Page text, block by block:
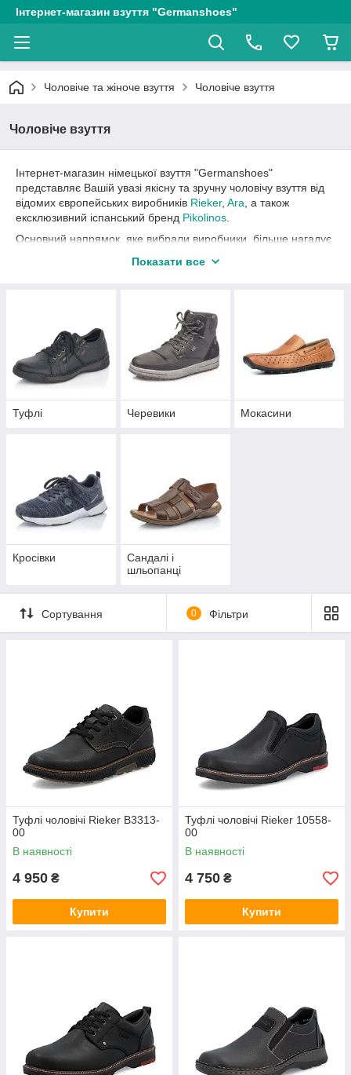
Інтернет-магазин взуття "Germanshoes"
Чоловіче та жіноче взуття Чоловіче взуття
Чоловіче взуття
Інтернет-магазин німецької взуття "Germanshoes"
представляє Вашій увазі якісну та зручну чоловічу взуття від
відомих європейських виробників Rieker, Ara , а також
ексклюзивний іспанський бренд Pikolinos
Основний напрямок, яке вибрали виробники, більше нагадує
використовуються традиційні матеріали. Основний акцент
чоботи.
Зручність, зносостійкість, якісні натуральні матеріали - далеко
не всі переваги чоловічого взуття, представленої в нашому
магазині.
Показати все
Туфлі Черевики Мокасини
Кросівки
Сандалі і
шльопанці
Сортування 0 Фільтри
Туфлі чоловічі Rieker B3313-
00
В наявності
4 950 ₴
Купити
Туфлі чоловічі Rieker 10558-
00
В наявності
4 750 ₴
Купити